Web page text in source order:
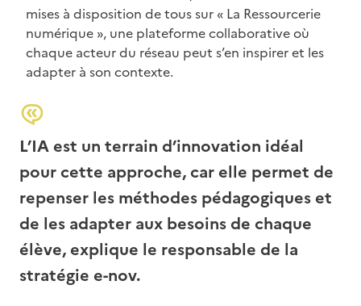
mises à disposition de tous sur « La Ressourcerie
numérique », une plateforme collaborative où
chaque acteur du réseau peut s’en inspirer et les
adapter à son contexte.
L’IA est un terrain d’innovation idéal
pour cette approche, car elle permet de
repenser les méthodes pédagogiques et
de les adapter aux besoins de chaque
élève, explique le responsable de la
stratégie e-nov.